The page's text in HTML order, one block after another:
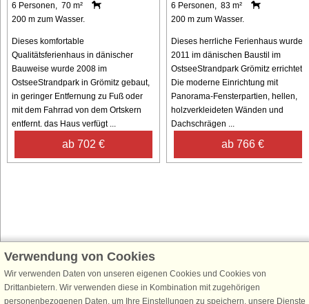
6 Personen, 70 m²
200 m zum Wasser.
Dieses komfortable
Qualitätsferienhaus in dänischer
Bauweise wurde 2008 im
OstseeStrandpark in Grömitz gebaut,
in geringer Entfernung zu Fuß oder
mit dem Fahrrad von dem Ortskern
entfernt. das Haus verfügt ...
ab 702 €
6 Personen, 83 m²
200 m zum Wasser.
Dieses herrliche Ferienhaus wurde
2011 im dänischen Baustil im
OstseeStrandpark Grömitz errichtet.
Die moderne Einrichtung mit
Panorama-Fensterpartien, hellen,
holzverkleideten Wänden und
Dachschrägen ...
ab 766 €
Schließen Sie sich 100.000 Ferienhaus-Fans an
Erhalten Sie einenWillkommensgutschein von 25 € für Ihren nächsten
Ferienhausurlaub - melden Sie sich einfach für den DanCenter Newsletter
Verwendung von Cookies
Wir verwenden Daten von unseren eigenen Cookies und Cookies von
Drittanbietern. Wir verwenden diese in Kombination mit zugehörigen
personenbezogenen Daten, um Ihre Einstellungen zu speichern, unsere Dienste